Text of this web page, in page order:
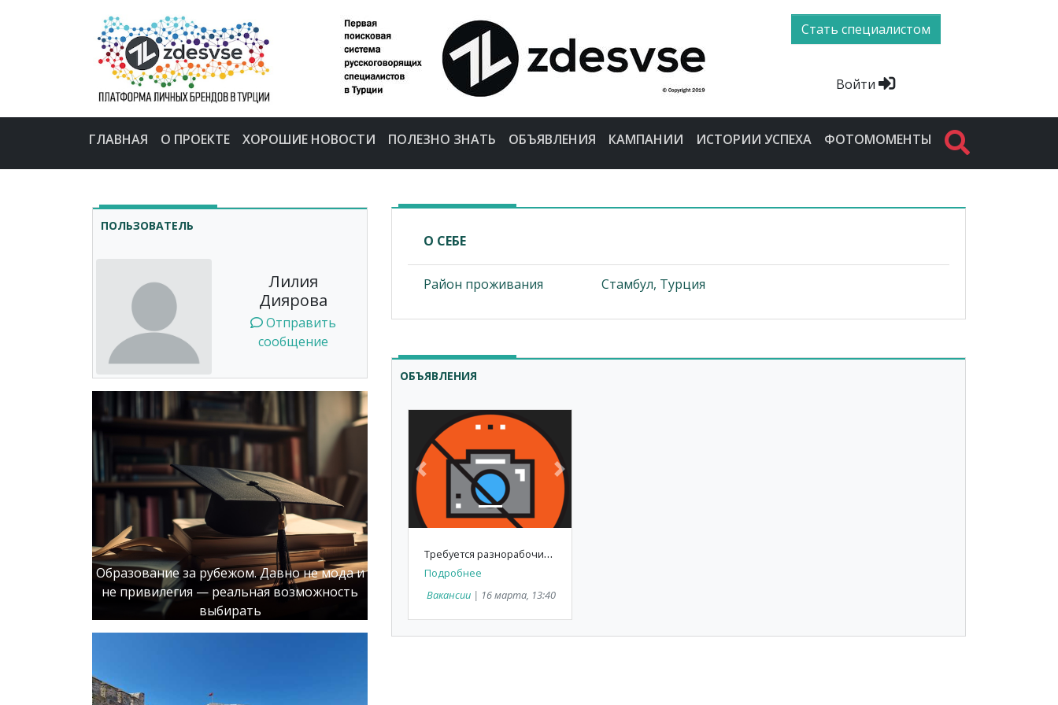
Стать специалистом
Войти
ГЛАВНАЯ О ПРОЕКТЕ ХОРОШИЕ НОВОСТИ ПОЛЕЗНО ЗНАТЬ ОБЪЯВЛЕНИЯ КАМПАНИИ ИСТОРИИ УСПЕХА ФОТОМОМЕНТЫ
ПОЛЬЗОВАТЕЛЬ
Лилия
Диярова
Отправить
сообщение
Образование за рубежом. Давно не мода и
не привилегия — реальная возможность
выбирать
О СЕБЕ
Район проживания Стамбул, Турция
ОБЪЯВЛЕНИЯ
Previous Next
Т
ребуется разнорабочие Стамбул Ускюдар
Подробнее
Вакансии | 16 марта, 13:40